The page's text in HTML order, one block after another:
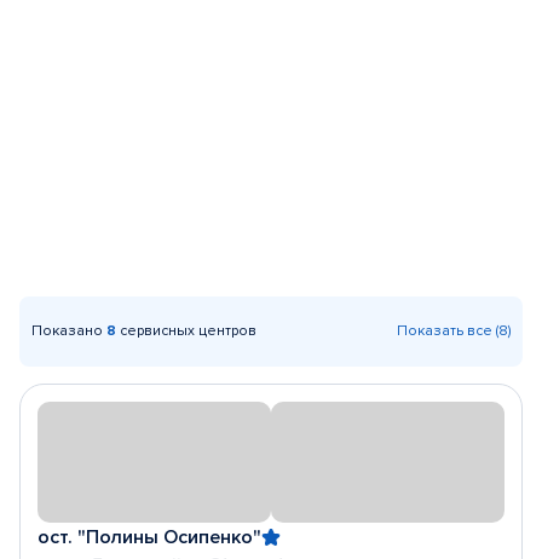
Показано 8 сервисных центров Показать все (8)
ост. "Полины Осипенко"